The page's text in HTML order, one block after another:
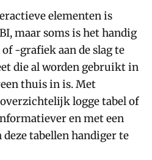
elementen is
maar soms is het handig
-grafiek aan de slag te
die al worden gebruikt in
thuis in is. Met
logge tabel of
en met een
tabellen handiger te